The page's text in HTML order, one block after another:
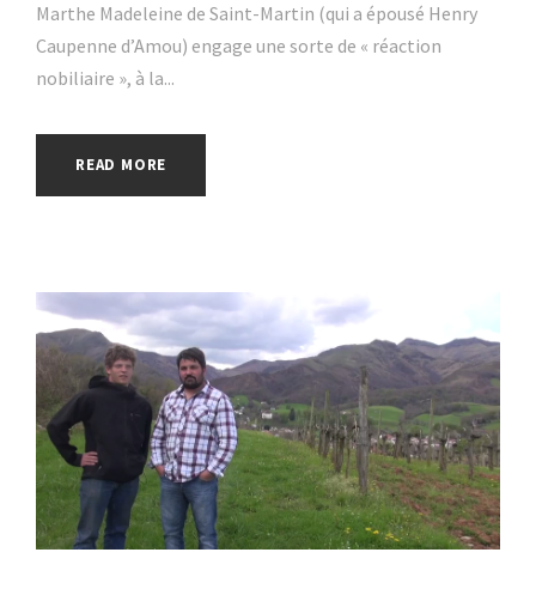
Marthe Madeleine de Saint-Martin (qui a épousé Henry
Caupenne d’Amou) engage une sorte de « réaction
nobiliaire », à la...
READ MORE